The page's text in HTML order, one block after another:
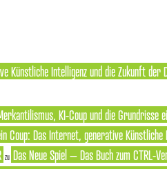
Künstliche Intelligenz und die Zukunft der
KI-Coup und die
Coup: Das Internet, generative
zu Das Neue Spiel – Das Buch zum CTRL-